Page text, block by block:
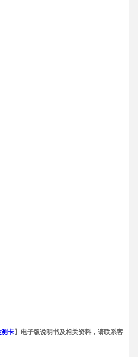
测卡】电子版说明书及相关资料，请联系客